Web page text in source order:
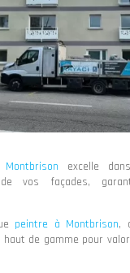
excelle
de vos façades,
peintre à Montbrison,
de gamme pour